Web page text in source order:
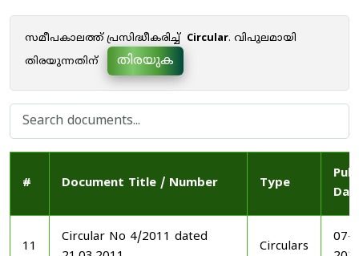
സമീപകാലത്ത് പ്രസിദ്ധീകരിച്ച് Circular. വിപുലമായി
തിരയുന്നതിന്
തിരയുക
# Document Title / Number Type
11
Circular No 4/2011 dated
Circulars
07-